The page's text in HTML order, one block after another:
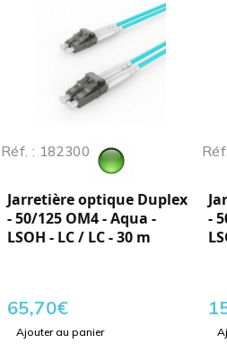
Réf. : 182300
Jarretière optique Duplex
- 50/125 OM4 - Aqua -
LSOH - LC / LC - 30 m
65,70€
Ajouter au panier
-